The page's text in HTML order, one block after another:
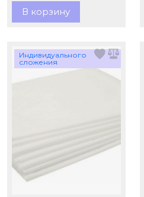
В корзину
Индивидуального
сложения